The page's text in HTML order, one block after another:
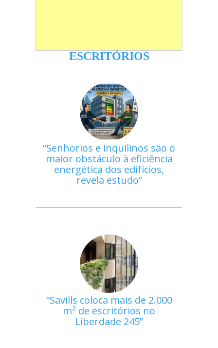
ESCRITÓRIOS
Senhorios e inquilinos são o
maior obstáculo à eficiência
energética dos edifícios,
revela estudo
Savills coloca mais de 2.000
m² de escritórios no
Liberdade 245